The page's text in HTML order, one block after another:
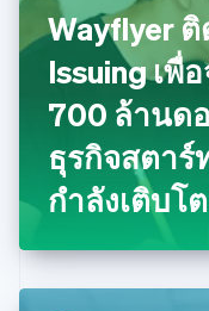
Wayflyer
Issuing เพื่
700 ล้านด
ธุรกิจสตา
กำลังเติบโต
นิวซีแลนด์
English
เนเธอร์แลนด์
NederlandsEnglish
บราซิล
Português English
บัลแกเรีย
English
เบลเยียม
โปรตุเกส
PortuguêsEnglish